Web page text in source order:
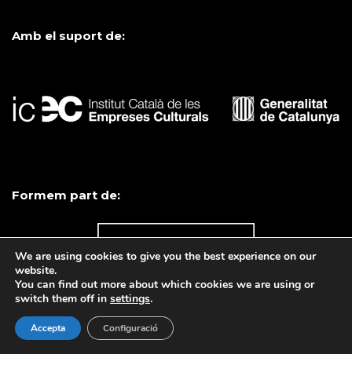
Amb el suport de:
Formem part de:
We are using cookies to give you the best experience on our
website.
You can find out more about which cookies we are using or
switch them off in settings.
Accepta Configuració